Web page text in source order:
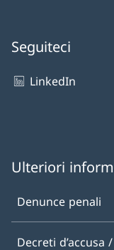
Seguiteci
LinkedIn
Ulteriori
Denunce penali
Decreti d’accusa